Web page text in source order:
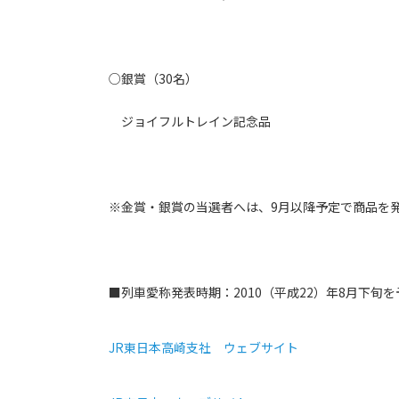
○銀賞（30名）
ジョイフルトレイン記念品
※金賞・銀賞の当選者へは、9月以降予定で商品を
■列車愛称発表時期：2010（平成22）年8月下旬を
JR東日本高崎支社 ウェブサイト